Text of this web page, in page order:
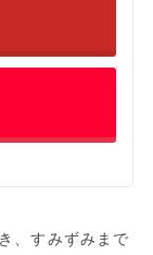
、すみずみまで